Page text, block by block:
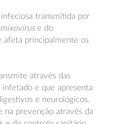
transmitida por
e do
afeta principalmente os
através das
e que apresenta
e neurológicos.
na prevenção através da